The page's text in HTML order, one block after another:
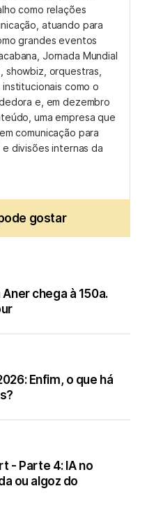
como relações
atuando para
grandes eventos
Jornada Mundial
showbiz, orquestras,
como o
e, em dezembro
uma empresa que
comunicação para
divisões internas da
gostar
chega à 150a.
Enfim, o que há
- Parte 4: IA no
ou algoz do